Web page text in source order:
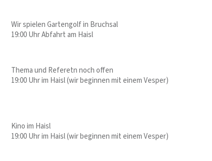
Wir spielen Gartengolf in Bruchsal
19:00 Uhr Abfahrt am Haisl
Thema und Referetn noch offen
19:00 Uhr im Haisl (wir beginnen mit einem Vesper)
Kino im Haisl
19:00 Uhr im Haisl (wir beginnen mit einem Vesper)